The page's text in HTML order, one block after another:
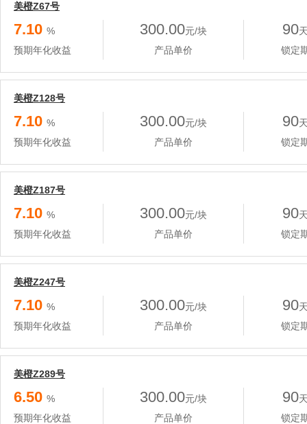
美橙Z67号
7.10 %
预期年化收益
300.00元/块
产品单价
90
锁定
美橙Z128号
7.10 %
预期年化收益
300.00元/块
产品单价
90
锁定
美橙Z187号
7.10 %
预期年化收益
300.00元/块
产品单价
90
锁定
美橙Z247号
7.10 %
预期年化收益
300.00元/块
产品单价
90
锁定
美橙Z289号
6.50 %
预期年化收益
300.00元/块
产品单价
90
锁定